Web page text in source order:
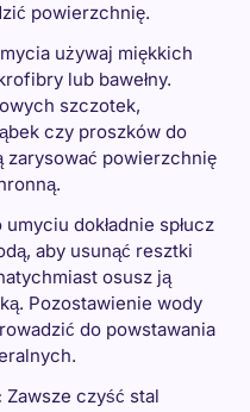
powierzchnię.
używaj miękkich
lub bawełny.
szczotek,
czy proszków do
zarysować powierzchnię
umyciu dokładnie spłucz
aby usunąć resztki
osusz ją
Pozostawienie wody
do powstawania
Zawsze czyść stal